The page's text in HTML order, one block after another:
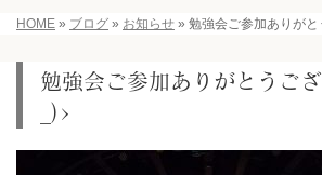
HOME » ブログ » お知らせ » 勉強会ご参加ありが
勉強会ご参加ありがとうご
_)>